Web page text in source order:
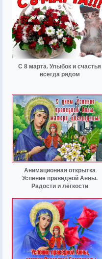
С 8 марта. Улыбок и счастья
всегда рядом
Анимационная открытка
Успение праведной Анны.
Радости и лёгкости